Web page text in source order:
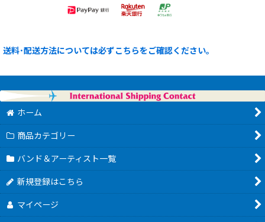
送料･配送方法については必ずこちらをご確認ください。
ホーム
商品カテゴリー
バンド＆アーティスト一覧
新規登録はこちら
マイページ